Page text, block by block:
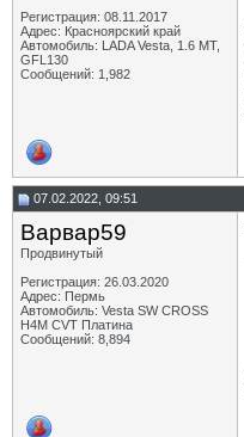
Регистрация: 08.11.2017
Адрес: Красноярский край
Автомобиль: LADA Vesta, 1.6 МТ,
GFL130
Сообщений: 1,982
07.02.2022, 09:51
Варвар59
Продвинутый
Регистрация: 26.03.2020
Адрес: Пермь
Автомобиль: Vesta SW CROSS
H4M CVT Платина
Сообщений: 8,894